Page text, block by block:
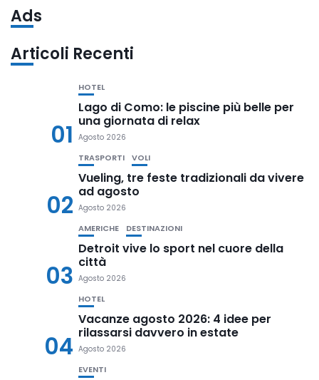
Ads
Articoli Recenti
01
HOTEL
Lago di Como: le piscine più belle per
una giornata di relax
Agosto 2026
02
TRASPORTI VOLI
Vueling, tre feste tradizionali da vivere
ad agosto
Agosto 2026
03
AMERICHE DESTINAZIONI
Detroit vive lo sport nel cuore della
città
Agosto 2026
04
HOTEL
Vacanze agosto 2026: 4 idee per
rilassarsi davvero in estate
Agosto 2026
EVENTI